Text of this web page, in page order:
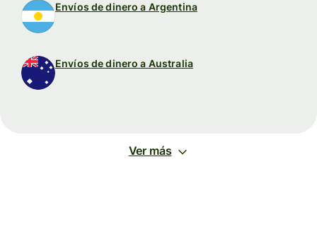
Envíos de dinero a Argentina
Envíos de dinero a Australia
Ver más